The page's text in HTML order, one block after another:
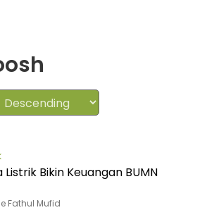
Bikin Keuangan BUMN
Fathul Mufid